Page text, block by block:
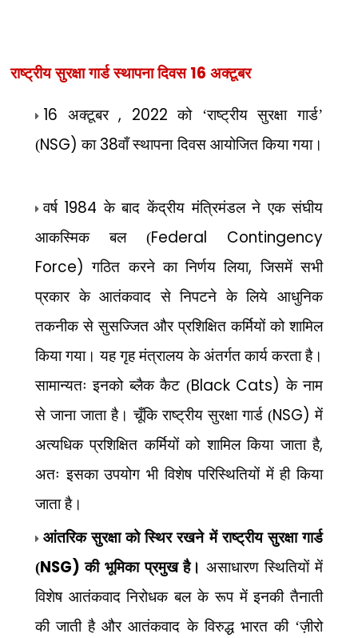
राष्ट्रीय सुरक्षा गार्ड स्थापना दिवस 16 अक्टूबर
16 अक्टूबर , 2022 को ‘राष्ट्रीय सुरक्षा गार्ड’
(NSG)का 38वाँ स्थापना दिवस आयोजित किया गया।
वर्ष 1984 के बाद केंद्रीय मंत्रिमंडल ने एक संघीय
आकस्मिक बल (Federal Contingency
Force)गठित करने का निर्णय लिया,जिसमें सभी
प्रकार के आतंकवाद से निपटने के लिये आधुनिक
तकनीक से सुसज्जित और प्रशिक्षित कर्मियों को शामिल
किया गया। यह गृह मंत्रालय के अंतर्गत कार्य करता है।
सामान्यतः इनको ब्लैक कैट (Black Cats)के नाम
से जाना जाता है। चूँकि राष्ट्रीय सुरक्षा गार्ड (NSG)में
अत्यधिक प्रशिक्षित कर्मियों को शामिल किया जाता है,
अतः इसका उपयोग भी विशेष परिस्थितियों में ही किया
जाता है।
आंतरिक सुरक्षा को स्थिर रखने में राष्ट्रीय सुरक्षा गार्ड
(NSG)की भूमिका प्रमुख है।असाधारण स्थितियों में
विशेष आतंकवाद निरोधक बल के रूप में इनकी तैनाती
की जाती है और आतंकवाद के विरुद्ध भारत की ‘ज़ीरो